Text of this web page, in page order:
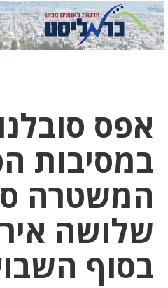
אפס
במסיבות
המשטרה
שלושה
בסוף